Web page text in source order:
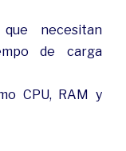
necesitan
de carga
CPU, RAM y